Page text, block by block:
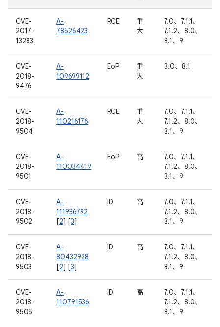
CVE-
2017-
13283
A-
78526423
RCE
重
大
7.0、7.1.1、
7.1.2、8.0、
8.1、9
CVE-
2018-
9476
A-
109699112
EoP
重
大
8.0、8.1
CVE-
2018-
9504
A-
110216176
RCE
重
大
7.0、7.1.1、
7.1.2、8.0、
8.1、9
CVE-
2018-
9501
A-
110034419
EoP 高
7.0、7.1.1、
7.1.2、8.0、
8.1、9
CVE-
2018-
9502
A-
111936792
[2] [3]
ID 高
7.0、7.1.1、
7.1.2、8.0、
8.1、9
CVE-
2018-
9503
A-
80432928
[2] [3]
ID 高
7.0、7.1.1、
7.1.2、8.0、
8.1、9
CVE-
2018-
9505
A-
110791536
ID 高
7.0、7.1.1、
7.1.2、8.0、
8.1、9